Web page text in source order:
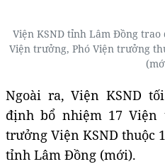
Viện KSND tỉnh Lâm Đồng
Viện trưởng, Phó Viện trưởng
Ngoài ra, Viện KSND
định bổ nhiệm 17 Viện
trưởng Viện KSND thuộc
tỉnh Lâm Đồng (mới).